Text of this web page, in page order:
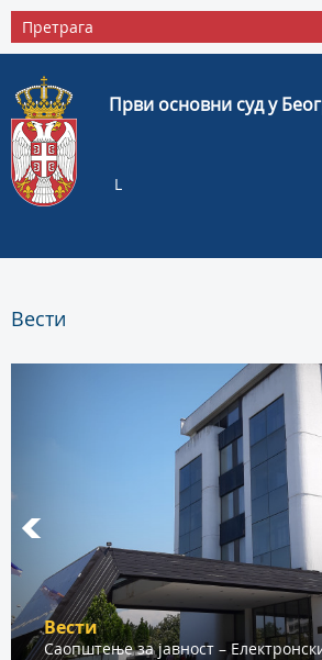
Први основни суд у
L
Вести
Вести
Саопштење за јавност –